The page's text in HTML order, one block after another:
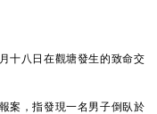
八日在觀塘發生的致命交
，指發現一名男子倒臥於